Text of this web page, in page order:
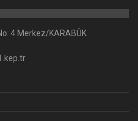
4 Merkez/KARABÜK